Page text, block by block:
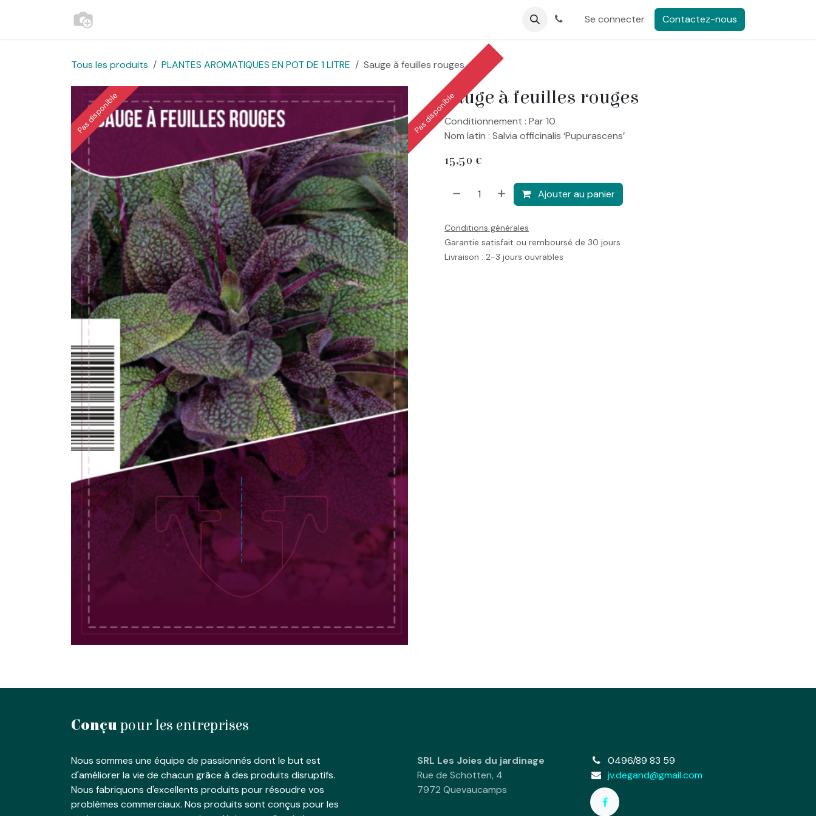
Se connecter Contactez-nous
Tous les produits PLANTES AROMATIQUES EN POT DE 1 LITRE Sauge à feuilles rouges
Pas disponible Sauge à feuilles rouges
Pas disponibleConditionnement : Par 10
Nom latin : Salvia officinalis ‘Pupurascens’
15,50 €
Ajouter au panier
Conditions générales
Garantie satisfait ou remboursé de 30 jours
Livraison : 2-3 jours ouvrables
Conçupour les entreprises
Nous sommes une équipe de passionnés dont le but est
d'améliorer la vie de chacun grâce à des produits disruptifs.
Nous fabriquons d'excellents produits pour résoudre vos
problèmes commerciaux. Nos produits sont conçus pour les
SRL Les Joies du jardinage
Rue de Schotten, 4
7972 Quevaucamps
0496/89 83 59
jv.degand@gmail.com